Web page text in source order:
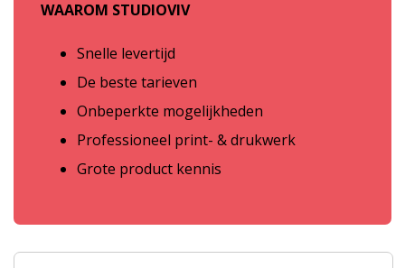
WAAROM STUDIOVIV
Snelle levertijd
De beste tarieven
Onbeperkte mogelijkheden
Professioneel print- & drukwerk
Grote product kennis